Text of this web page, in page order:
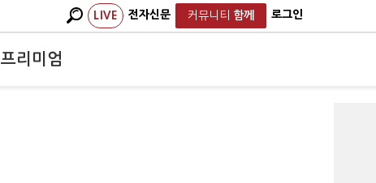
LIVE 전자신문 커뮤니티 함께 로그인
프리미엄